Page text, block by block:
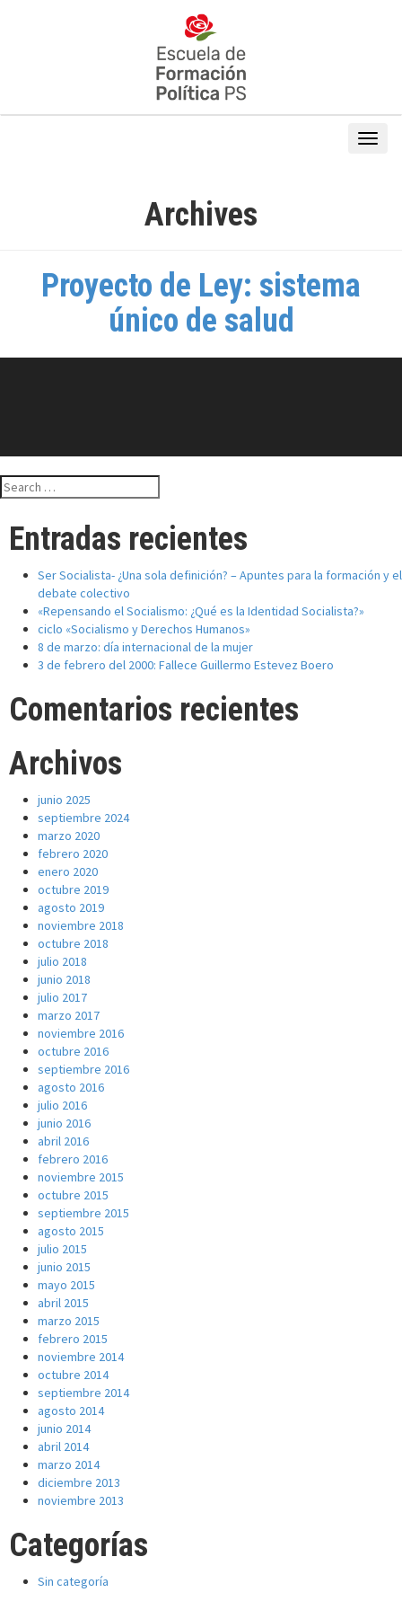
Archives
Proyecto de Ley: sistema
único de salud
Search
for:
Entradas recientes
Ser Socialista- ¿Una sola definición? – Apuntes para la formación y el
debate colectivo
«Repensando el Socialismo: ¿Qué es la Identidad Socialista?»
ciclo «Socialismo y Derechos Humanos»
8 de marzo: día internacional de la mujer
3 de febrero del 2000: Fallece Guillermo Estevez Boero
Comentarios recientes
Archivos
junio 2025
septiembre 2024
marzo 2020
febrero 2020
enero 2020
octubre 2019
agosto 2019
noviembre 2018
octubre 2018
julio 2018
junio 2018
julio 2017
marzo 2017
noviembre 2016
octubre 2016
septiembre 2016
agosto 2016
julio 2016
junio 2016
abril 2016
febrero 2016
noviembre 2015
octubre 2015
septiembre 2015
agosto 2015
julio 2015
junio 2015
mayo 2015
abril 2015
marzo 2015
febrero 2015
noviembre 2014
octubre 2014
septiembre 2014
agosto 2014
junio 2014
abril 2014
marzo 2014
diciembre 2013
noviembre 2013
Categorías
Sin categoría